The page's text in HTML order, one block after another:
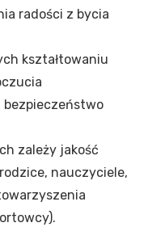
radości z bycia
kształtowaniu
bezpieczeństwo
zależy jakość
nauczyciele,